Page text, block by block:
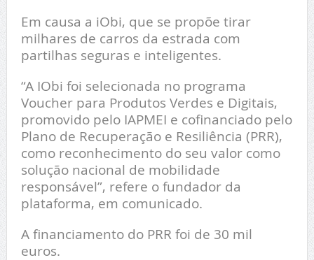
Em causa a iObi, que se propõe tirar
milhares de carros da estrada com
partilhas seguras e inteligentes.
“A IObi foi selecionada no programa
Voucher para Produtos Verdes e Digitais,
promovido pelo IAPMEI e cofinanciado pelo
Plano de Recuperação e Resiliência (PRR),
como reconhecimento do seu valor como
solução nacional de mobilidade
responsável”, refere o fundador da
plataforma, em comunicado.
A financiamento do PRR foi de 30 mil
euros.